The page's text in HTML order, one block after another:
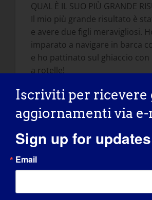
QUAL È IL SUO PIÙ GRANDE
Il mio più grande risultato è
e avere due figli meravigliosi.
imparato a navigare in barca
e ho pattinato sul ghiaccio con
a rotelle!
IN CHE MODO LA LGMD L'HA
NEL DIVENTARE LA PERSONA
Mi ha aiutato a capire cosa è
importante nella vita, come la
amici, e ad apprezzare ciò che
sono sempre persone che
te.
COSA VUOI CHE IL MONDO
Iscriviti per ricevere
aggiornamenti via
Sign up for
Email